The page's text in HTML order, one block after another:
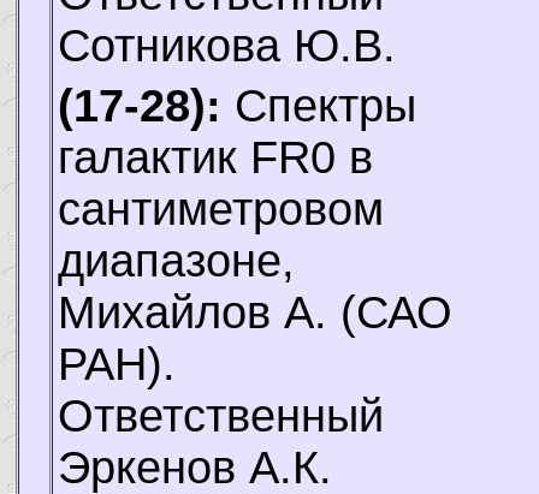
Сотникова Ю.В.
(17-28): Спектры
галактик FR0 в
сантиметровом
диапазоне,
Михайлов А. (САО
РАН).
Ответственный
Эркенов А.К.